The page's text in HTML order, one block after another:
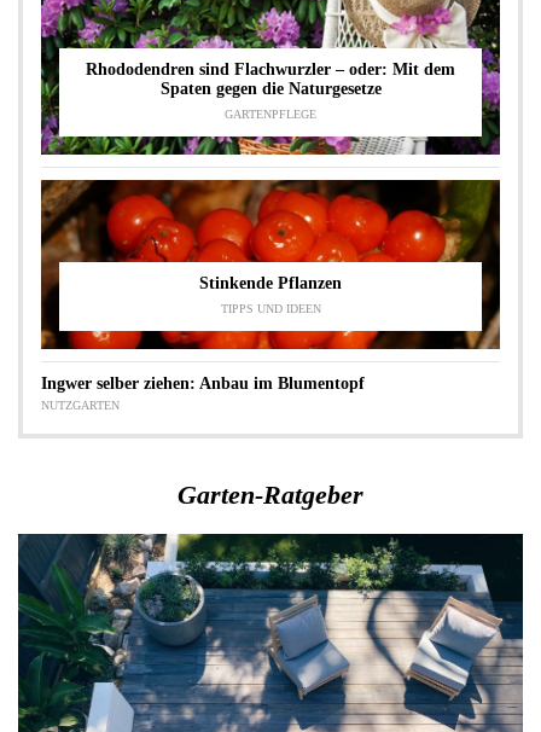
Rhododendren sind Flachwurzler – oder: Mit dem
Spaten gegen die Naturgesetze
GARTENPFLEGE
Stinkende Pflanzen
TIPPS UND IDEEN
Ingwer selber ziehen: Anbau im Blumentopf
NUTZGARTEN
Garten-Ratgeber